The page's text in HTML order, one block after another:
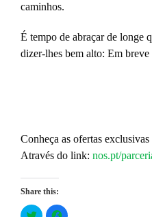
caminhos.
É tempo de abraçar de longe
dizer-lhes bem alto: Em
Conheça as ofertas
Através do link: nos.pt/
Share this:
Click Click